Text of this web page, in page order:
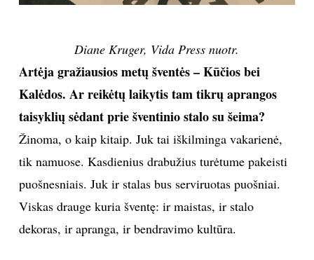
Diane Kruger, Vida Press nuotr.
Artėja gražiausios metų šventės – Kūčios bei
Kalėdos. Ar reikėtų laikytis tam tikrų aprangos
taisyklių sėdant prie šventinio stalo su šeima?
Žinoma, o kaip kitaip. Juk tai iškilminga vakarienė,
tik namuose. Kasdienius drabužius turėtume pakeisti
puošnesniais. Juk ir stalas bus serviruotas puošniai.
Viskas drauge kuria šventę: ir maistas, ir stalo
dekoras, ir apranga, ir bendravimo kultūra.